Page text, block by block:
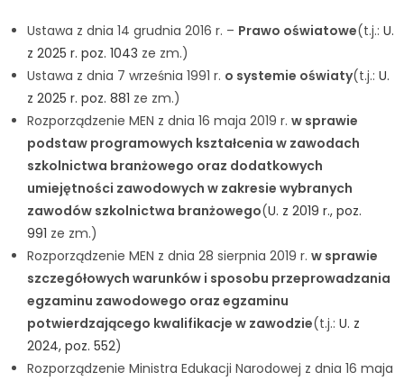
Ustawa z dnia 14 grudnia 2016 r. – Prawo oświatowe(t.j.: U.
z 2025 r. poz. 1043 ze zm.)
Ustawa z dnia 7 września 1991 r. o systemie oświaty(t.j.: U.
z 2025 r. poz. 881 ze zm.)
Rozporządzenie MEN z dnia 16 maja 2019 r. w sprawie
podstaw programowych kształcenia w zawodach
szkolnictwa branżowego oraz dodatkowych
umiejętności zawodowych w zakresie wybranych
zawodów szkolnictwa branżowego(U. z 2019 r., poz.
991 ze zm.)
Rozporządzenie MEN z dnia 28 sierpnia 2019 r. w sprawie
szczegółowych warunków i sposobu przeprowadzania
egzaminu zawodowego oraz egzaminu
potwierdzającego kwalifikacje w zawodzie(t.j.: U. z
2024, poz. 552)
Rozporządzenie Ministra Edukacji Narodowej z dnia 16 maja